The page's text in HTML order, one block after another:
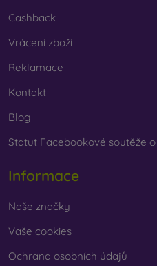
Cashback
Vrácení zboží
Reklamace
Kontakt
Blog
Statut Facebookové soutěže o
Informace
Naše značky
Vaše cookies
Ochrana osobních údajů